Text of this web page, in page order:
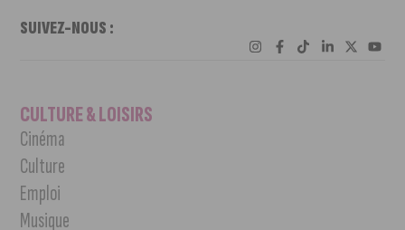
SUIVEZ-NOUS :
CULTURE & LOISIRS
Cinéma
Culture
Emploi
Musique